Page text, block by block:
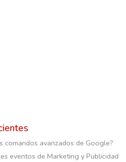
comandos avanzados de Google?
eventos de Marketing y Publicidad